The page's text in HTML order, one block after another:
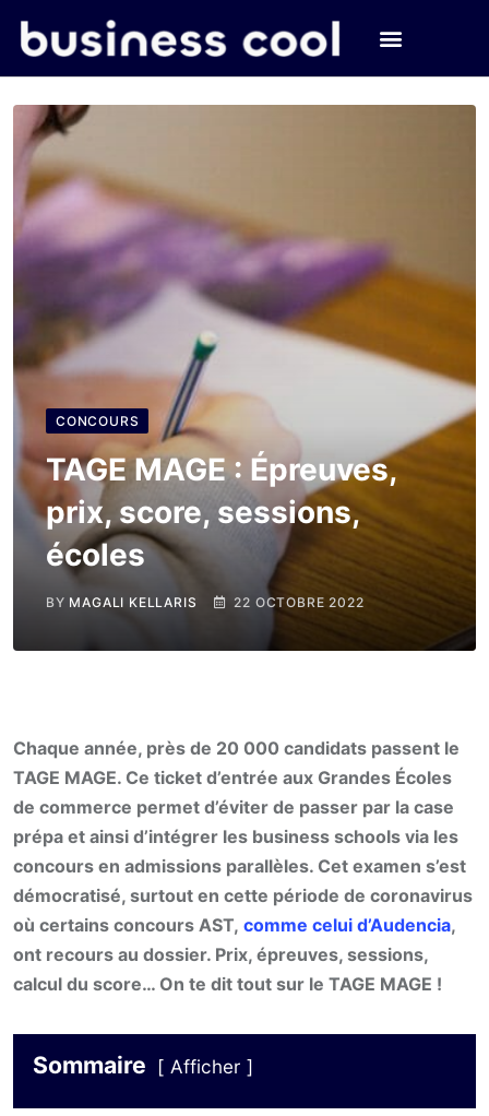
CONCOURS
TAGE MAGE : Épreuves,
prix, score, sessions,
écoles
BY MAGALI KELLARIS 22 OCTOBRE 2022
Chaque année, près de 20 000 candidats passent le
TAGE MAGE. Ce ticket d’entrée aux Grandes Écoles
de commerce permet d’éviter de passer par la case
prépa et ainsi d’intégrer les business schools via les
concours en admissions parallèles. Cet examen s’est
démocratisé, surtout en cette période de coronavirus
où certains concours AST, comme celui d’Audencia,
ont recours au dossier. Prix, épreuves, sessions,
calcul du score… On te dit tout sur le TAGE MAGE !
Sommaire Afficher